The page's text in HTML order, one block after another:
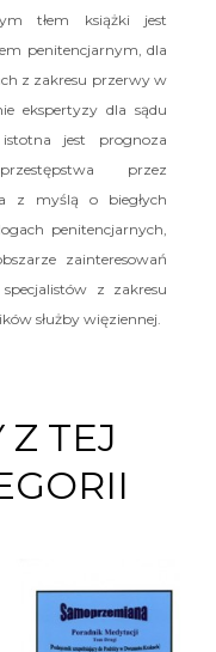
tłem książki jest
penitencjarnym, dla
z zakresu przerwy w
ekspertyzy dla sądu
jest prognoza
przez
z myślą o biegłych
penitencjarnych,
zainteresowań
z zakresu
służby więziennej.
Z TEJ